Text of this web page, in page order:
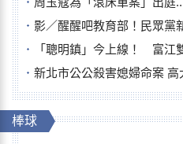
影／醒醒吧教育部！民眾黨新北市議
「聰明鎮」今上線！ 富江雙
新北市公公殺害媳婦命案 高大
棒球